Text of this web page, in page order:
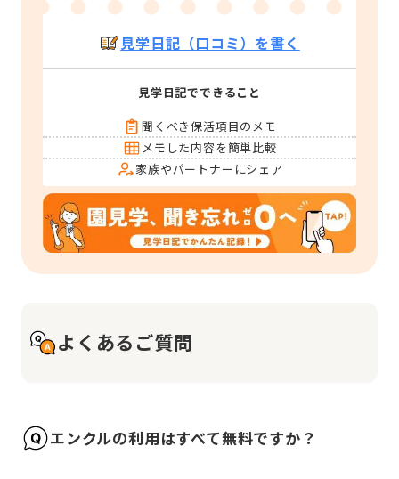
見学日記（口コミ）を書く
見学日記でできること
聞くべき保活項目のメモ
メモした内容を簡単比較
家族やパートナーにシェア
よくあるご質問
エンクルの利用はすべて無料ですか？